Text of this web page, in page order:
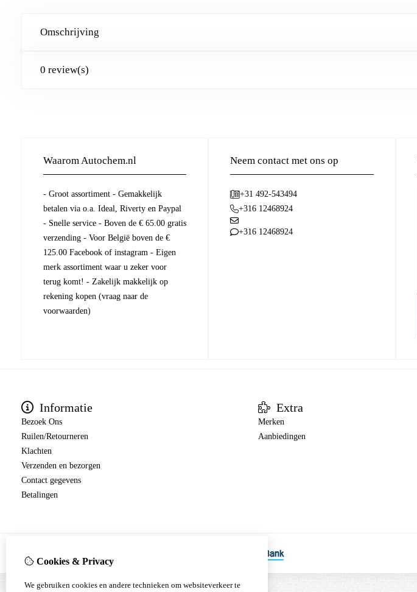
Omschrijving
0 review(s)
Waarom Autochem.nl
- Groot assortiment - Gemakkelijk
betalen via o.a. Ideal, Riverty en Paypal
- Snelle service - Boven de € 65.00 gratis
verzending - Voor België boven de €
125.00 Facebook of instagram - Eigen
merk assortiment waar u zeker voor
terug komt! - Zakelijk makkelijk op
rekening kopen (vraag naar de
voorwaarden)
Neem contact met ons op
+31 492-543494
+316 12468924
+316 12468924
Informatie
Bezoek Ons
Ruilen/Retourneren
Klachten
Verzenden en bezorgen
Contact gegevens
Betalingen
Extra
Merken
Aanbiedingen
Cookies & Privacy
We gebruiken cookies en andere technieken om websiteverkeer te